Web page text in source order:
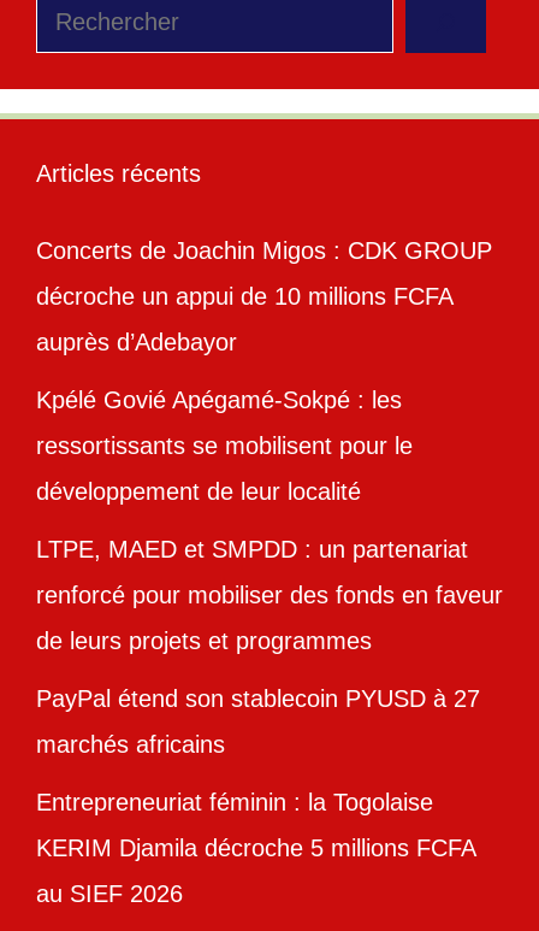
Rechercher
Articles récents
Concerts de Joachin Migos : CDK GROUP
décroche un appui de 10 millions FCFA
auprès d’Adebayor
Kpélé Govié Apégamé-Sokpé : les
ressortissants se mobilisent pour le
développement de leur localité
LTPE, MAED et SMPDD : un partenariat
renforcé pour mobiliser des fonds en faveur
de leurs projets et programmes
PayPal étend son stablecoin PYUSD à 27
marchés africains
Entrepreneuriat féminin : la Togolaise
KERIM Djamila décroche 5 millions FCFA
au SIEF 2026